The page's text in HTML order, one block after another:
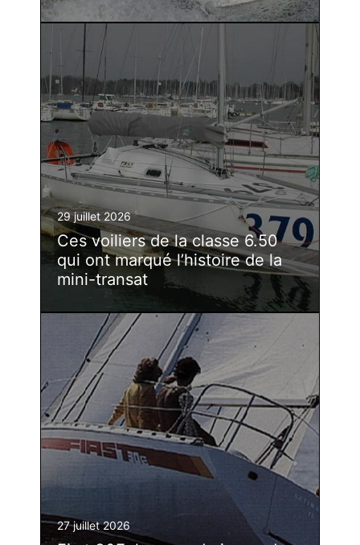
29 juillet 2026
Ces voiliers de la classe 6.50
qui ont marqué l’histoire de la
mini-transat
27 juillet 2026